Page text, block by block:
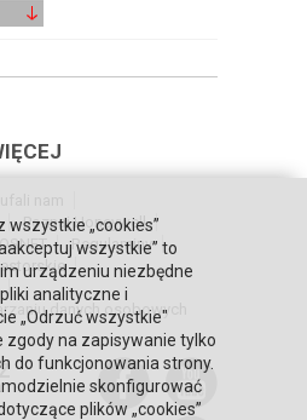
Poznaj Honeywell
Regulaminy
danych osobowych
„cookies”
wszystkie” to
urządzeniu niezbędne
analityczne i
„Odrzuć wszystkie"
na zapisywanie tylko
do funkcjonowania strony.
skonfigurować
plików „cookies”